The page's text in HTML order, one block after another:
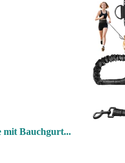
mit Bauchgurt...